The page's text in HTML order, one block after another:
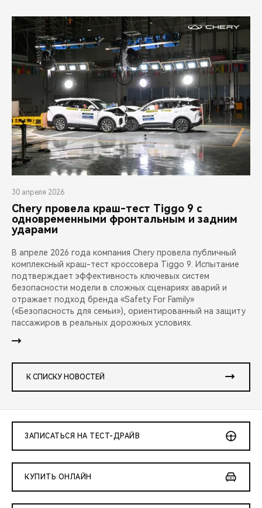
30 апреля 2026
Chery провела краш-тест Tiggo 9 с
одновременными фронтальным и задним
ударами
В апреле 2026 года компания Chery провела публичный
комплексный краш-тест кроссовера Tiggo 9. Испытание
подтверждает эффективность ключевых систем
безопасности модели в сложных сценариях аварий и
отражает подход бренда «Safety For Family»
(«Безопасность для семьи»), ориентированный на защиту
пассажиров в реальных дорожных условиях.
К СПИСКУ НОВОСТЕЙ
ЗАПИСАТЬСЯ НА ТЕСТ-ДРАЙВ
КУПИТЬ ОНЛАЙН